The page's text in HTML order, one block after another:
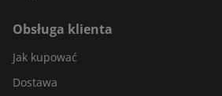
Obsługa klienta
Jak kupować
Dostawa